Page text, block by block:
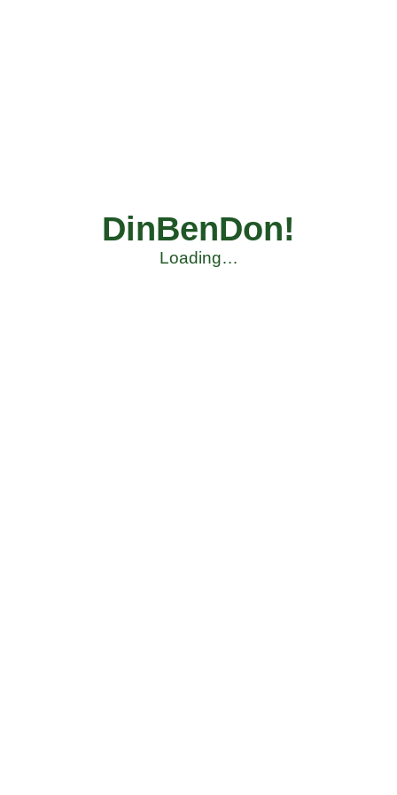
DinBenDon!
Loading…